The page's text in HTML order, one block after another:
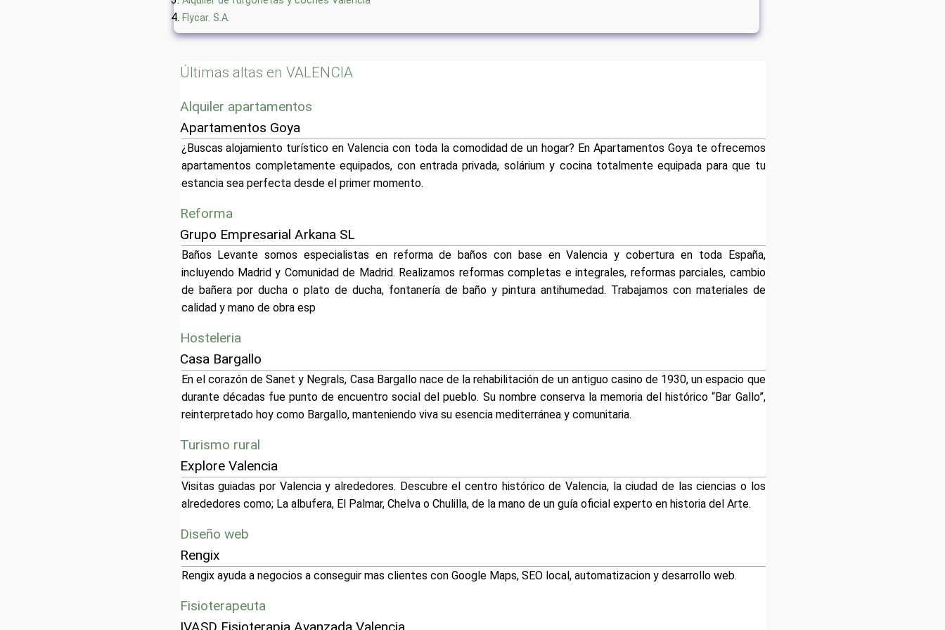
Flycar. S.A.
Últimas altas en VALENCIA
Alquiler apartamentos
Apartamentos Goya
¿Buscas alojamiento turístico en Valencia con toda la comodidad de un hogar? En Apartamentos Goya te ofrecemos
apartamentos completamente equipados, con entrada privada, solárium y cocina totalmente equipada para que tu
estancia sea perfecta desde el primer momento.
Reforma
Grupo Empresarial Arkana SL
Baños Levante somos especialistas en reforma de baños con base en Valencia y cobertura en toda España,
incluyendo Madrid y Comunidad de Madrid. Realizamos reformas completas e integrales, reformas parciales, cambio
de bañera por ducha o plato de ducha, fontanería de baño y pintura antihumedad. Trabajamos con materiales de
calidad y mano de obra esp
Hosteleria
Casa Bargallo
En el corazón de Sanet y Negrals, Casa Bargallo nace de la rehabilitación de un antiguo casino de 1930, un espacio que
durante décadas fue punto de encuentro social del pueblo. Su nombre conserva la memoria del histórico “Bar Gallo”,
reinterpretado hoy como Bargallo, manteniendo viva su esencia mediterránea y comunitaria.
Turismo rural
Explore Valencia
Visitas guiadas por Valencia y alrededores. Descubre el centro histórico de Valencia, la ciudad de las ciencias o los
alrededores como; La albufera, El Palmar, Chelva o Chulilla, de la mano de un guía oficial experto en historia del Arte.
Diseño web
Rengix
Rengix ayuda a negocios a conseguir mas clientes con Google Maps, SEO local, automatizacion y desarrollo web.
Fisioterapeuta